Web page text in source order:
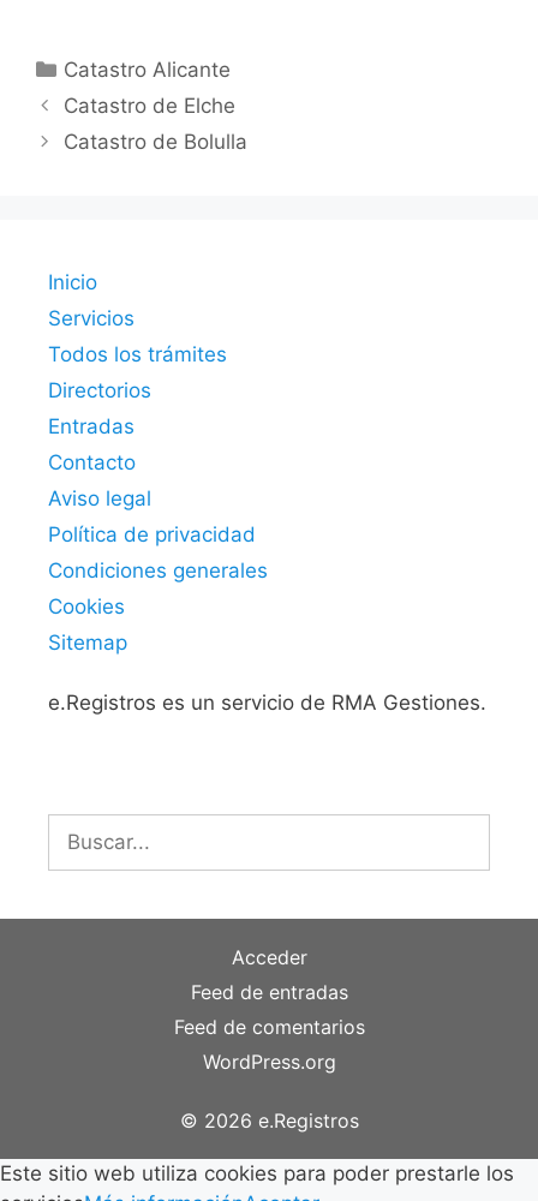
Categorías
Catastro Alicante
Catastro de Elche
Catastro de Bolulla
Inicio
Servicios
Todos los trámites
Directorios
Entradas
Contacto
Aviso legal
Política de privacidad
Condiciones generales
Cookies
Sitemap
e.Registros es un servicio de RMA Gestiones.
Acceder
Feed de entradas
Feed de comentarios
WordPress.org
© 2026 e.Registros
Este sitio web utiliza cookies para poder prestarle los